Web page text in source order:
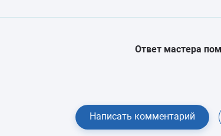
Ответ мастера
Написать комментарий